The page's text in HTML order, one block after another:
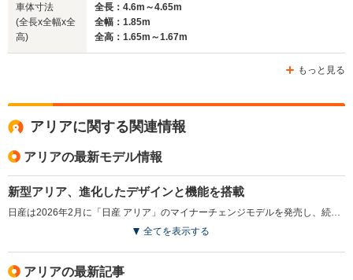
車体寸法
(全長x全幅x全
高)
全長：4.6m～4.65m
全幅：1.85m
全高：1.65m～1.67m
もっと見る
アリアに関する関連情報
アリアの最新モデル情報
新型アリア、進化したデザインと機能を搭載
日産は2026年2月に「日産 アリア」のマイナーチェンジモデルを発売し、続いて3月に「日産 アリアNISMO」を発売した。「日産 アリア」は2021年に登場したフラッグシップEVで、加速や静粛性、快適な室内空間が好評を得ている。今回の改良ではフロントデザインを一新し、快適な乗り心地を提供する新サスペンションを採用した。さらに、Google搭載のNissanConnectインフォテインメントシステムで多彩な情報をシームレスに利用できるようになり、充電ポートに専用コネクターを接続することで電力を取り出すV2L機能も搭載。加えて、乗り心地の向上や運転支援機能の強化により、より快適なEVライフを提供することを目指している。日産EVモデルのフラッグシップである「日産 アリアNISMO」も同様のアップデートが施されている。（2026.2）
全てを表示する
アリアの最新記事